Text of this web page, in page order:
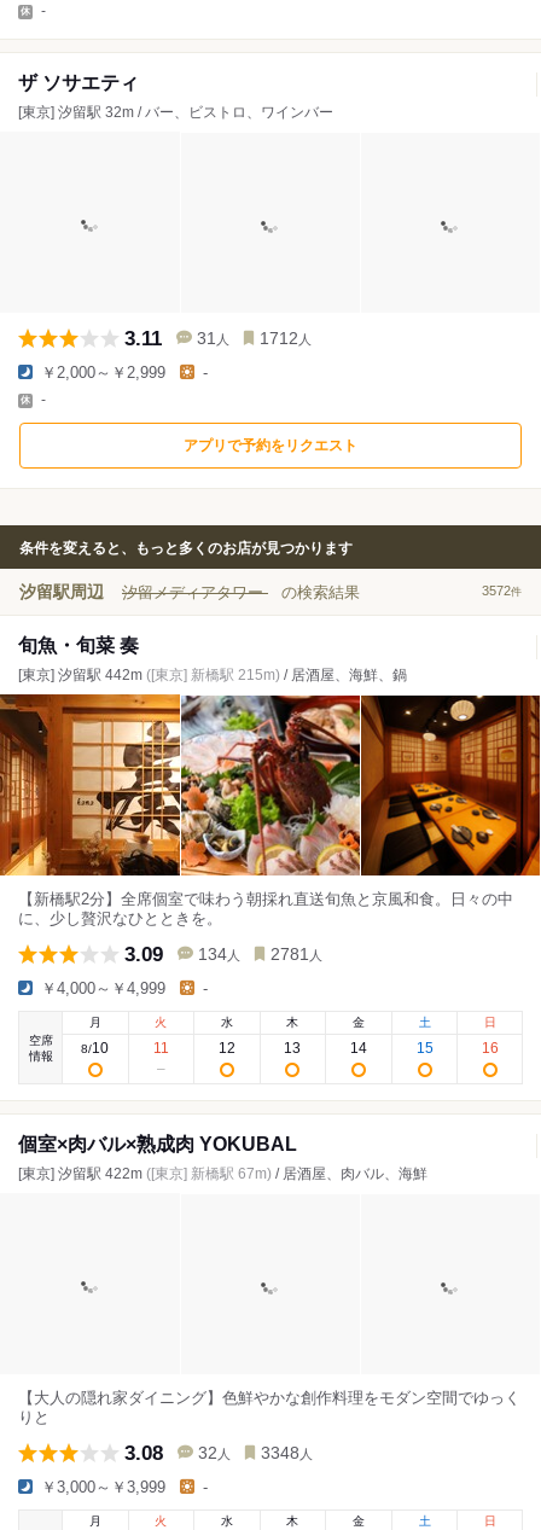
-
ザ ソサエティ
[東京] 汐留駅 32m / バー、ビストロ、ワインバー
3.11 31 人 1712 人
￥2,000～￥2,999 -
-
アプリで予約をリクエスト
条件を変えると、もっと多くのお店が見つかります
汐留駅周辺 汐留メディアタワー の検索結果 3572件
旬魚・旬菜 奏
[東京] 汐留駅 442m ([東京] 新橋駅 215m) / 居酒屋、海鮮、鍋
【新橋駅2分】全席個室で味わう朝採れ直送旬魚と京風和食。日々の中
に、少し贅沢なひとときを。
3.09 134 人 2781 人
￥4,000～￥4,999 -
空席
情報
月
8/10
火
11
水
12
木
13
金
14
土
15
日
16
個室×肉バル×熟成肉 YOKUBAL
[東京] 汐留駅 422m ([東京] 新橋駅 67m) / 居酒屋、肉バル、海鮮
【大人の隠れ家ダイニング】色鮮やかな創作料理をモダン空間でゆっく
りと
3.08 32 人 3348 人
￥3,000～￥3,999 -
月
火 水 木 金 土 日